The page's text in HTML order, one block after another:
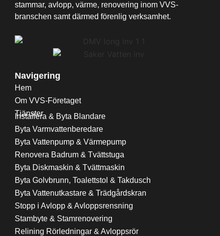
stammar, avlopp, värme, renovering inom VVS-
branschen samt därmed förenlig verksamhet.
Navigering
Hem
Om VVS-Företaget
Tjänster
Installera & Byta Blandare
Byta Varmvattenberedare
Byta Vattenpump & Värmepump
Renovera Badrum & Tvättstuga
Byta Diskmaskin & Tvättmaskin
Byta Golvbrunn, Toalettstol & Takdusch
Byta Vattenutkastare & Trädgårdskran
Stopp i Avlopp & Avloppsrensning
Stambyte & Stamrenovering
Relining Rörledningar & Avloppsrör